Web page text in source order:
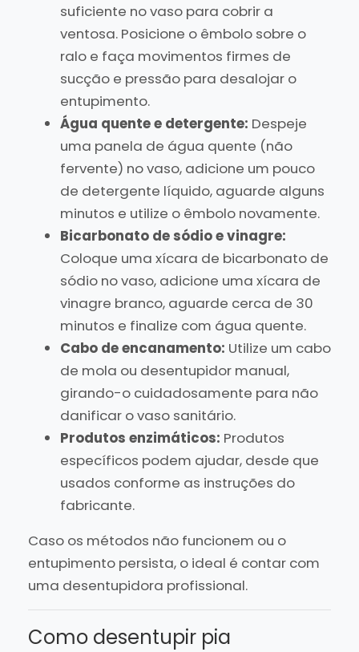
suficiente no vaso para cobrir a
ventosa. Posicione o êmbolo sobre o
ralo e faça movimentos firmes de
sucção e pressão para desalojar o
entupimento.
Água quente e detergente: Despeje
uma panela de água quente (não
fervente) no vaso, adicione um pouco
de detergente líquido, aguarde alguns
minutos e utilize o êmbolo novamente.
Bicarbonato de sódio e vinagre:
Coloque uma xícara de bicarbonato de
sódio no vaso, adicione uma xícara de
vinagre branco, aguarde cerca de 30
minutos e finalize com água quente.
Cabo de encanamento: Utilize um cabo
de mola ou desentupidor manual,
girando-o cuidadosamente para não
danificar o vaso sanitário.
Produtos enzimáticos: Produtos
específicos podem ajudar, desde que
usados conforme as instruções do
fabricante.
Caso os métodos não funcionem ou o
entupimento persista, o ideal é contar com
uma desentupidora profissional.
Como desentupir pia